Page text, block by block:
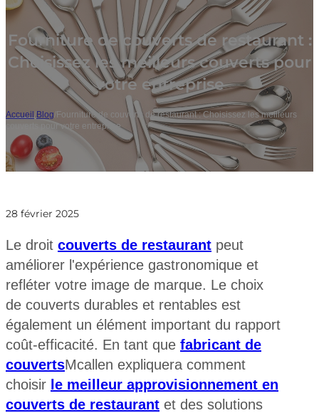
Fourniture de couverts de restaurant :
Choisissez les meilleurs couverts pour
votre entreprise
Accueil/Blog/Fourniture de couverts de restaurant : Choisissez les meilleurs
couverts pour votre entreprise
28 février 2025
Le droit couverts de restaurant peut
améliorer l'expérience gastronomique et
refléter votre image de marque. Le choix
de couverts durables et rentables est
également un élément important du rapport
coût-efficacité. En tant que fabricant de
couvertsMcallen expliquera comment
choisir le meilleur approvisionnement en
couverts de restaurant et des solutions